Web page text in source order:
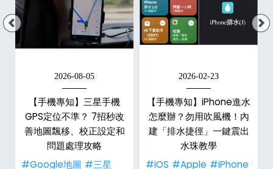
2026-08-05
【手機專知】三星手機
GPS定位不準？ 7招秒改
善地圖飄移、校正設定和
問題處理攻略
#Google地圖 #三星
2026-02-23
【手機專知】iPhone進水
怎麼辦？勿用吹風機！內
建「排水捷徑」一鍵震出
水珠教學
#iOS #Apple #iPhone